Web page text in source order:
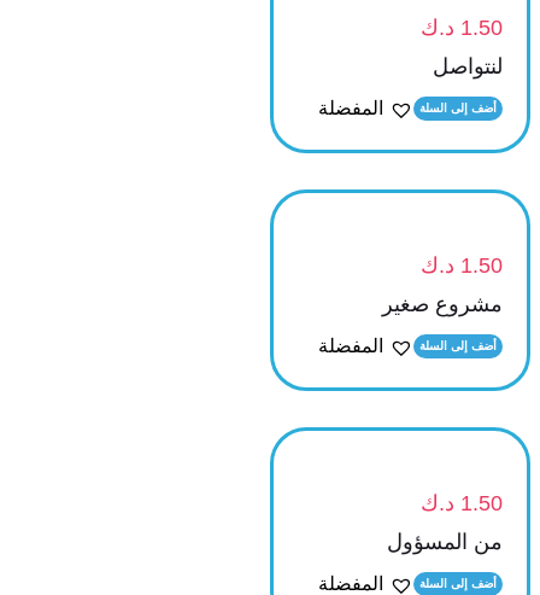
1.50 د.ك
لنتواصل
أضف إلى السلة المفضلة
1.50 د.ك
مشروع صغير
أضف إلى السلة المفضلة
1.50 د.ك
من المسؤول
أضف إلى السلة المفضلة